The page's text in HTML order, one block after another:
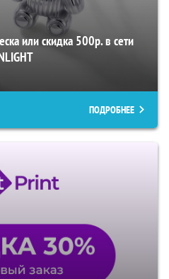
или скидка 500р. в сети
ПОДРОБНЕЕ